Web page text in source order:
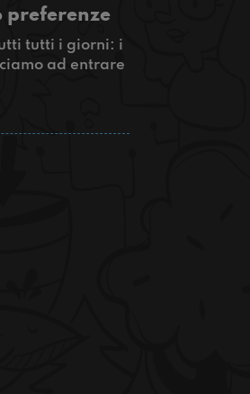
preferenze
tutti i giorni: i
ad entrare